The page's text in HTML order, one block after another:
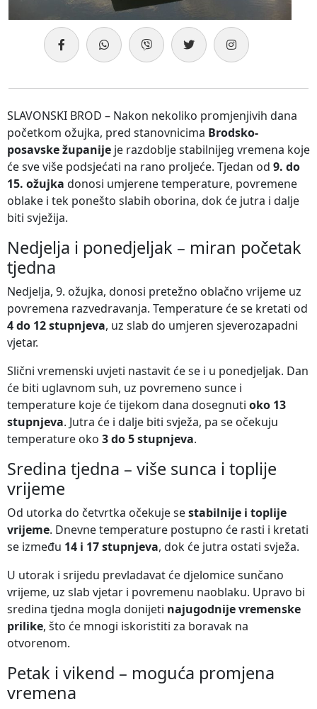
SLAVONSKI BROD – Nakon nekoliko promjenjivih dana
početkom ožujka, pred stanovnicima Brodsko-
posavske županije je razdoblje stabilnijeg vremena koje
će sve više podsjećati na rano proljeće. Tjedan od 9. do
15. ožujka donosi umjerene temperature, povremene
oblake i tek ponešto slabih oborina, dok će jutra i dalje
biti svježija.
Nedjelja i ponedjeljak – miran početak
tjedna
Nedjelja, 9. ožujka, donosi pretežno oblačno vrijeme uz
povremena razvedravanja. Temperature će se kretati od
4 do 12 stupnjeva, uz slab do umjeren sjeverozapadni
vjetar.
Slični vremenski uvjeti nastavit će se i u ponedjeljak. Dan
će biti uglavnom suh, uz povremeno sunce i
temperature koje će tijekom dana dosegnuti oko 13
stupnjeva. Jutra će i dalje biti svježa, pa se očekuju
temperature oko 3 do 5 stupnjeva.
Sredina tjedna – više sunca i toplije
vrijeme
Od utorka do četvrtka očekuje sestabilnije i toplije
vrijeme. Dnevne temperature postupno će rasti i kretati
se između 14 i 17 stupnjeva, dok će jutra ostati svježa.
U utorak i srijedu prevladavat će djelomice sunčano
vrijeme, uz slab vjetar i povremenu naoblaku. Upravo bi
sredina tjedna mogla donijeti najugodnije vremenske
prilike, što će mnogi iskoristiti za boravak na
otvorenom.
Petak i vikend – moguća promjena
vremena